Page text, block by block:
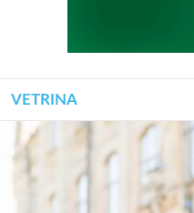
VETRINA